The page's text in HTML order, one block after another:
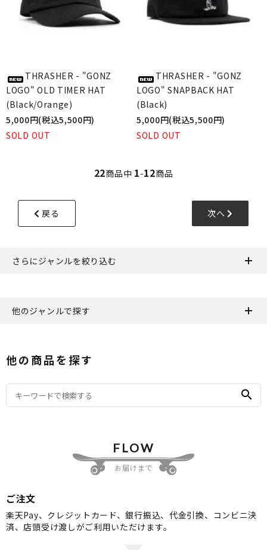
THRASHER - "GONZ
LOGO" OLD TIMER HAT
(Black/Orange)
5,000円(税込5,500円)
SOLD OUT
THRASHER - "GONZ
LOGO" SNAPBACK HAT
(Black)
5,000円(税込5,500円)
SOLD OUT
22商品中 1-12商品
戻る 次へ
さらにジャンルを絞り込む
他のジャンルで探す
他の商品を探す
search
FLOW
お届けまで
ご注文
楽天Pay、クレジットカード、銀行振込、代金引換、コンビニ決
済、店頭受け渡しがご利用いただけます。